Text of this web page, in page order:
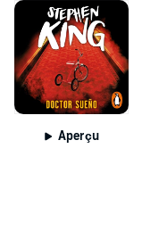
Aperçu